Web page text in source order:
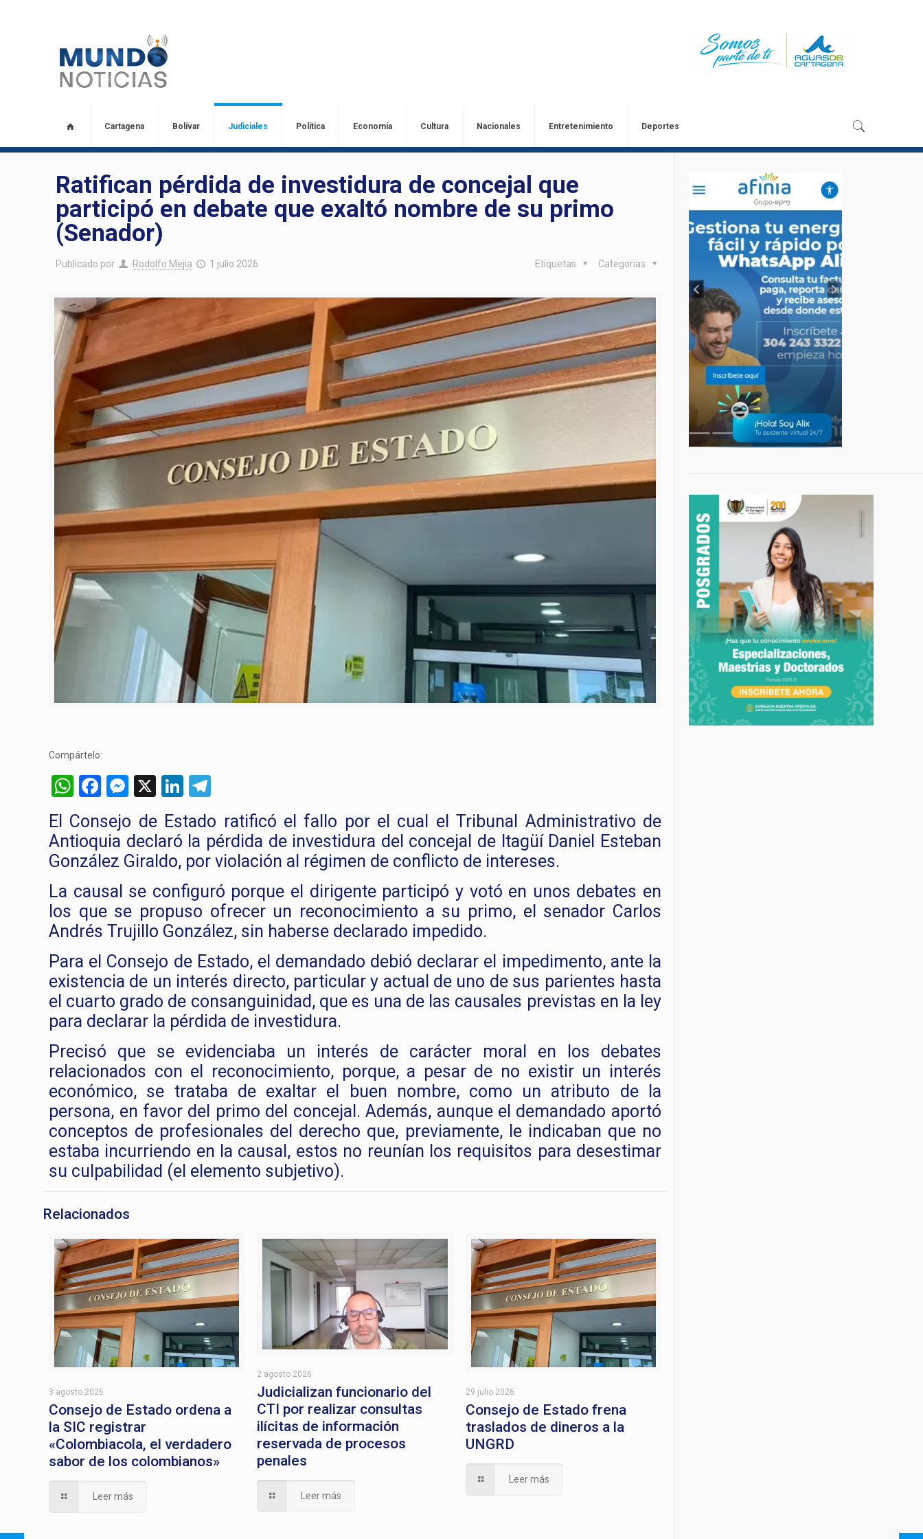
Cartagena Bolívar Judiciales Política Economía Cultura Nacionales Entretenimiento Deportes
Ratifican pérdida de investidura de concejal que
participó en debate que exaltó nombre de su primo
(Senador)
Publicado por Rodolfo Mejia 1 julio 2026 Categorias
Etiquetas
Compártelo:
WhatsApp
Facebook
Messenger
X LinkedIn
El Consejo de Estado ratificó el fallo por el cual el Tribunal Administrativo de
Antioquia declaró la pérdida de investidura del concejal de Itagüí Daniel Esteban
González Giraldo, por violación al régimen de conflicto de intereses.
La causal se configuró porque el dirigente participó y votó en unos debates en
los que se propuso ofrecer un reconocimiento a su primo, el senador Carlos
Andrés Trujillo González, sin haberse declarado impedido.
Para el Consejo de Estado, el demandado debió declarar el impedimento, ante la
existencia de un interés directo, particular y actual de uno de sus parientes hasta
el cuarto grado de consanguinidad, que es una de las causales previstas en la ley
para declarar la pérdida de investidura.
Precisó que se evidenciaba un interés de carácter moral en los debates
relacionados con el reconocimiento, porque, a pesar de no existir un interés
económico, se trataba de exaltar el buen nombre, como un atributo de la
persona, en favor del primo del concejal. Además, aunque el demandado aportó
conceptos de profesionales del derecho que, previamente, le indicaban que no
estaba incurriendo en la causal, estos no reunían los requisitos para desestimar
su culpabilidad (el elemento subjetivo).
Relacionados
3 agosto 2026
Consejo de Estado ordena a
la SIC registrar
«Colombiacola, el verdadero
sabor de los colombianos»
Leer más
2 agosto 2026
Judicializan funcionario del
CTI por realizar consultas
ilícitas de información
reservada de procesos
penales
Leer más
29 julio 2026
Consejo de Estado frena
traslados de dineros a la
UNGRD
Leer más